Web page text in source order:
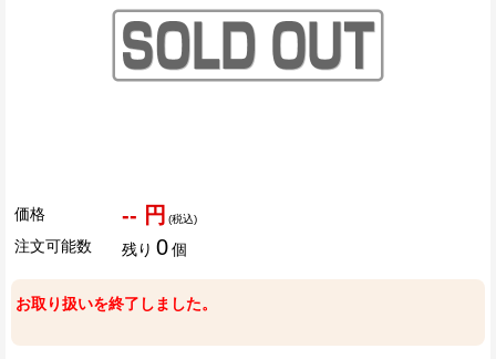
価格 -- 円 (税込)
注文可能数 残り 0個
お取り扱いを終了しました。